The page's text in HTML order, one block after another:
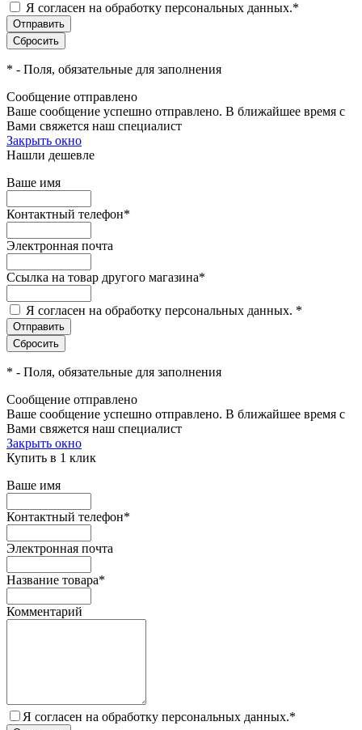
Я согласен на обработку персональных данных.*
* - Поля, обязательные для заполнения
Сообщение отправлено
Ваше сообщение успешно отправлено. В ближайшее время с
Вами свяжется наш специалист
Закрыть окно
Нашли дешевле
Ваше имя
Контактный телефон*
Электронная почта
Ссылка на товар другого магазина*
Я согласен на обработку персональных данных. *
* - Поля, обязательные для заполнения
Сообщение отправлено
Ваше сообщение успешно отправлено. В ближайшее время с
Вами свяжется наш специалист
Закрыть окно
Купить в 1 клик
Ваше имя
Контактный телефон*
Электронная почта
Название товара*
Комментарий
Я согласен на обработку персональных данных.*